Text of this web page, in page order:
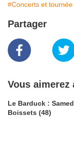
#Concerts et tournée
Partager
Vous aimerez
Le Barduck :
Boissets (48)